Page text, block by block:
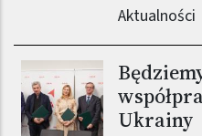
Aktualności
Ukrainy